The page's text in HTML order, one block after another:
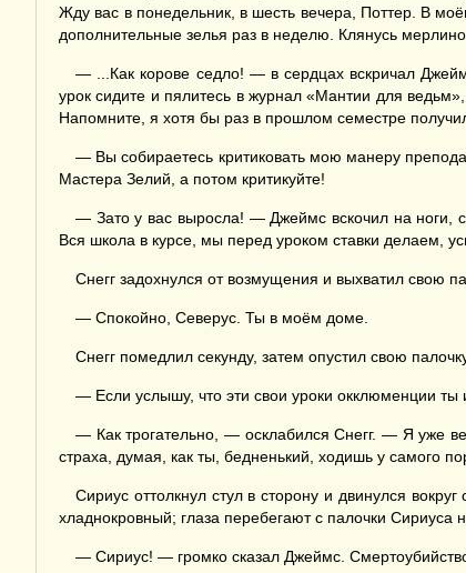
Жду вас в понедельник, в шесть вечера, Поттер. В
дополнительные зелья раз в неделю. Клянусь
— ...Как корове седло! — в сердцах вскричал
урок сидите и пялитесь в журнал «Мантии для
Напомните, я хотя бы раз в прошлом семестре
— Вы собираетесь критиковать мою манеру
Мастера Зелий, а потом критикуйте!
— Зато у вас выросла! — Джеймс вскочил на ноги,
Вся школа в курсе, мы перед уроком ставки делаем,
Снегг задохнулся от возмущения и выхватил свою
— Спокойно, Северус. Ты в моём доме.
Снегг помедлил секунду, затем опустил свою
— Если услышу, что эти свои уроки окклюменции ты
— Как трогательно, — осклабился Снегг. — Я уже
страха, думая, как ты, бедненький, ходишь у самого
Сириус оттолкнул стул в сторону и двинулся
хладнокровный; глаза перебегают с палочки Сириуса
— Сириус! — громко сказал Джеймс.